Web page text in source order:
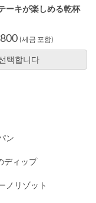
ーキが楽しめる乾杯
(세금 포함)
택합니다
ン
ディップ
ノリゾット